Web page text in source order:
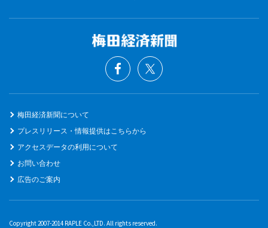
梅田経済新聞について
プレスリリース・情報提供はこちらから
アクセスデータの利用について
お問い合わせ
広告のご案内
Copyright 2007-2014 RAPLE Co.,LTD. All rights reserved.